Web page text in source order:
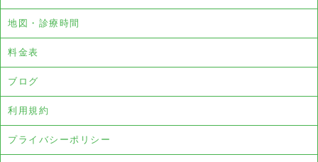
地図・診療時間
料金表
ブログ
利用規約
プライバシーポリシー